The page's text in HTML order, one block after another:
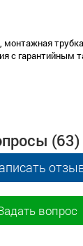
монтажная
с гарантийным
(63)
вопрос